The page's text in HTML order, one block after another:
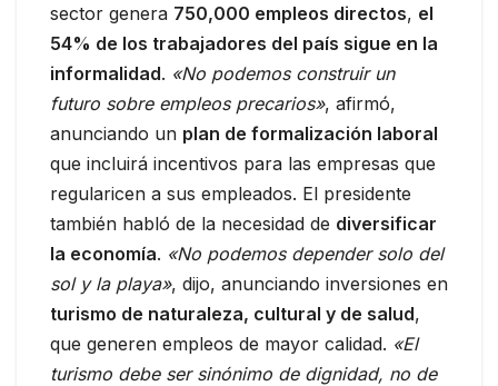
sector genera 750,000 empleos directos, el
54% de los trabajadores del país sigue en la
informalidad. «No podemos construir un
futuro sobre empleos precarios», afirmó,
anunciando un plan de formalización laboral
que incluirá incentivos para las empresas que
regularicen a sus empleados. El presidente
también habló de la necesidad de diversificar
la economía. «No podemos depender solo del
sol y la playa», dijo, anunciando inversiones en
turismo de naturaleza, cultural y de salud,
que generen empleos de mayor calidad. «El
turismo debe ser sinónimo de dignidad, no de